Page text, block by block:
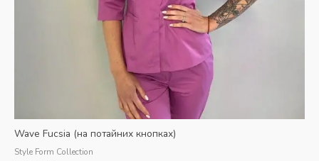
Wave Fucsia (на потайних кнопках)
Style Form Collection